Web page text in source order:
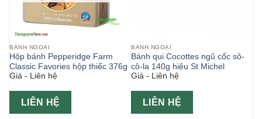
BÁNH NGOẠI
Hộp bánh Pepperidge Farm
Classic Favories hộp thiếc 376g
Giá - Liên hệ
LIÊN HỆ
BÁNH NGOẠI
Bánh qui Cocottes ngũ cốc sô-
cô-la 140g hiệu St Michel
Giá - Liên hệ
LIÊN HỆ